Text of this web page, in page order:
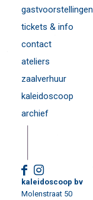
gastvoorstellingen
tickets & info
contact
ateliers
zaalverhuur
kaleidoscoop
archief
kaleidoscoop bv
Molenstraat 50